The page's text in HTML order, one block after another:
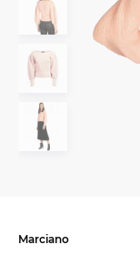
Marciano